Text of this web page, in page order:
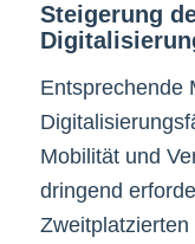
Steigerung
Entsprechende
Mobilität und
dringend